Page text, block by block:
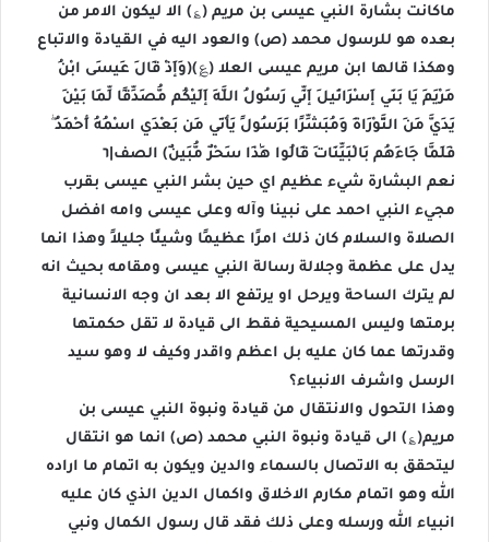
ماكانت بشارة النبي عيسى بن مريم (؏) الا ليكون الامر من
بعده هو للرسول محمد (ص) والعود اليه في القيادة والاتباع
وهكذا قالها ابن مريم عيسى العلا (؏)(وَإِذْ قَالَ عِيسَى ابْنُ
مَرْيَمَ يَا بَنِي إِسْرَائِيلَ إِنِّي رَسُولُ اللَّهِ إِلَيْكُم مُّصَدِّقًا لِّمَا بَيْنَ
يَدَيَّ مِنَ التَّوْرَاةِ وَمُبَشِّرًا بِرَسُولٍ يَأْتِي مِن بَعْدِي اسْمُهُ أَحْمَدُ ۖ
فَلَمَّا جَاءَهُم بِالْبَيِّنَاتِ قَالُوا هَٰذَا سِحْرٌ مُّبِينٌ) الصف|٦
نعم البشارة شيء عظيم اي حين بشر النبي عيسى بقرب
مجيء النبي احمد على نبينا وآله وعلى عيسى وامه افضل
الصلاة والسلام كان ذلك امرًا عظيمًا وشيئًا جليلاً وهذا انما
يدل على عظمة وجلالة رسالة النبي عيسى ومقامه بحيث انه
لم يترك الساحة ويرحل او يرتفع الا بعد ان وجه الانسانية
برمتها وليس المسيحية فقط الى قيادة لا تقل حكمتها
وقدرتها عما كان عليه بل اعظم واقدر وكيف لا وهو سيد
الرسل واشرف الانبياء؟
وهذا التحول والانتقال من قيادة ونبوة النبي عيسى بن
مريم(؏) الى قيادة ونبوة النبي محمد (ص) انما هو انتقال
ليتحقق به الاتصال بالسماء والدين ويكون به اتمام ما اراده
الله وهو اتمام مكارم الاخلاق واكمال الدين الذي كان عليه
انبياء الله ورسله وعلى ذلك فقد قال رسول الكمال ونبي